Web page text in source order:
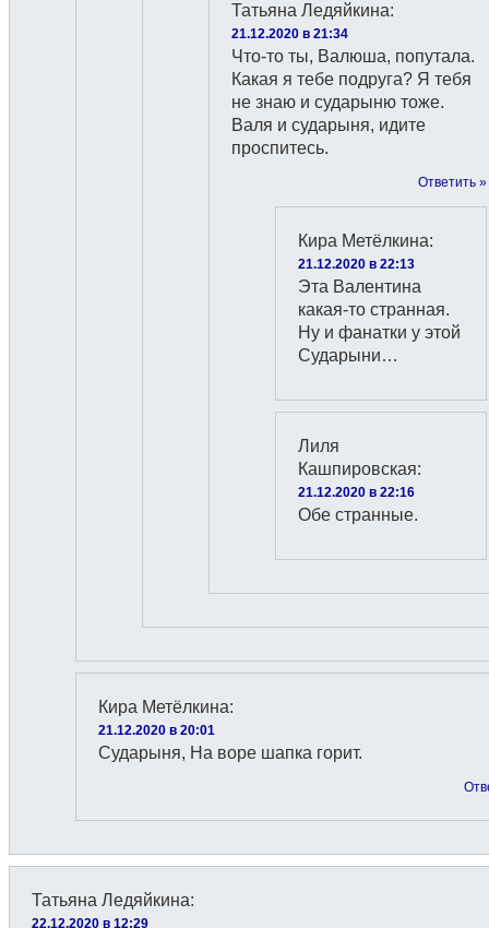
Татьяна Ледяйкина:
21.12.2020 в 21:34
Что-то ты, Валюша, попутала.
Какая я тебе подруга? Я тебя
не знаю и сударыню тоже.
Валя и сударыня, идите
проспитесь.
Ответить »
Кира Метёлкина:
21.12.2020 в 22:13
Эта Валентина
какая-то странная.
Ну и фанатки у этой
Сударыни…
Лиля
Кашпировская:
21.12.2020 в 22:16
Обе странные.
Кира Метёлкина:
21.12.2020 в 20:01
Сударыня, На воре шапка горит.
Татьяна Ледяйкина:
22.12.2020 в 12:29